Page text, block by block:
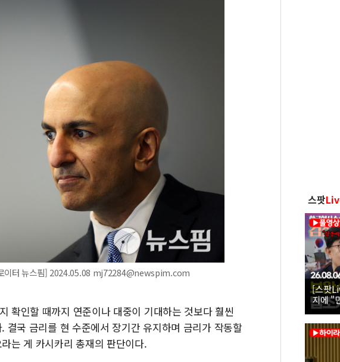
이터 뉴스핌] 2024.05.08 mj72284@newspim.com
확인할 때까지 연준이나 대중이 기대하는 것보다 훨씬
국 금리를 현 수준에서 장기간 유지하며 금리가 작동할
는 게 카시카리 총재의 판단이다.
스팟
[스팟
지에 "